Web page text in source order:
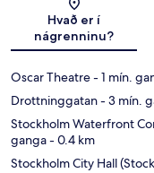
Hvað er í
nágrenninu?
Oscar Theatre- 1 mín.
Drottninggatan- 3 mín.
Stockholm Waterfront
ganga- 0.4 km
Stockholm City Hall